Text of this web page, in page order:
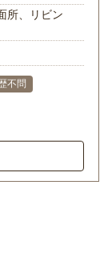
所、リビン
不問